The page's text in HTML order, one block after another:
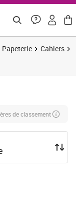
Papeterie
Cahiers
de classement